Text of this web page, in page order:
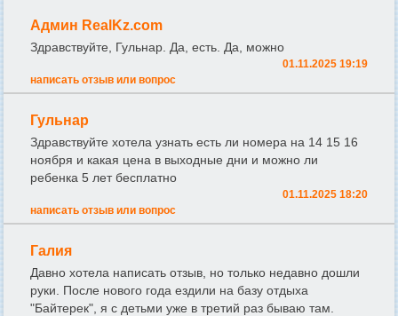
Админ RealKz.com
Здравствуйте, Гульнар. Да, есть. Да, можно
01.11.2025 19:19
написать отзыв или вопрос
Гульнар
Здравствуйте хотела узнать есть ли номера на 14 15 16
ноября и какая цена в выходные дни и можно ли
ребенка 5 лет бесплатно
01.11.2025 18:20
написать отзыв или вопрос
Галия
Давно хотела написать отзыв, но только недавно дошли
руки. После нового года ездили на базу отдыха
"Байтерек", я с детьми уже в третий раз бываю там.